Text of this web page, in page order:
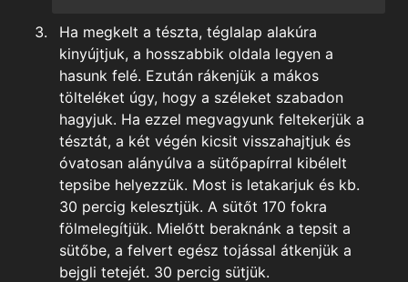
Ha megkelt a tészta, téglalap alakúra
kinyújtjuk, a hosszabbik oldala legyen a
hasunk felé. Ezután rákenjük a mákos
tölteléket úgy, hogy a széleket szabadon
hagyjuk. Ha ezzel megvagyunk feltekerjük a
tésztát, a két végén kicsit visszahajtjuk és
óvatosan alányúlva a sütőpapírral kibélelt
tepsibe helyezzük. Most is letakarjuk és kb.
30 percig kelesztjük. A sütőt 170 fokra
fölmelegítjük. Mielőtt beraknánk a tepsit a
sütőbe, a felvert egész tojással átkenjük a
bejgli tetejét. 30 percig sütjük.